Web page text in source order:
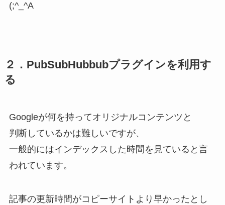
(;^_^A
２．PubSubHubbubプラグインを利用す
る
Googleが何を持ってオリジナルコンテンツと
判断しているかは難しいですが、
一般的にはインデックスした時間を見ていると言
われています。
記事の更新時間がコピーサイトより早かったとし